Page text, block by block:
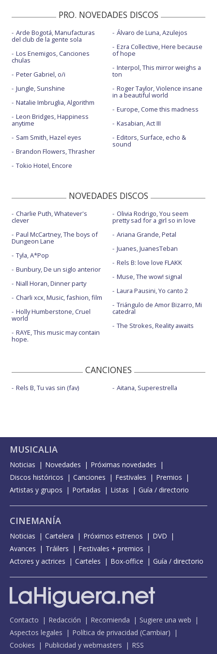
Las solteras - One shot video
Turismo - con Saël
PRO. NOVEDADES DISCOS
Arde Bogotá, Manufacturas
del club de la gente sola
Los Enemigos, Canciones
chulas
Peter Gabriel, o/i
Jungle, Sunshine
Natalie Imbruglia, Algorithm
Leon Bridges, Happiness
anytime
Sam Smith, Hazel eyes
Brandon Flowers, Thrasher
Tokio Hotel, Encore
Álvaro de Luna, Azulejos
Ezra Collective, Here because
of hope
Interpol, This mirror weighs a
ton
Roger Taylor, Violence insane
in a beautiful world
Europe, Come this madness
Kasabian, Act III
Editors, Surface, echo &
sound
NOVEDADES DISCOS
Charlie Puth, Whatever's
clever
Paul McCartney, The boys of
Dungeon Lane
Tyla, A*Pop
Bunbury, De un siglo anterior
Niall Horan, Dinner party
Charli xcx, Music, fashion, film
Holly Humberstone, Cruel
world
RAYE, This music may contain
hope.
Olivia Rodrigo, You seem
pretty sad for a girl so in love
Ariana Grande, Petal
Juanes, JuanesTeban
Rels B: love love FLAKK
Muse, The wow! signal
Laura Pausini, Yo canto 2
Triángulo de Amor Bizarro, Mi
catedral
The Strokes, Reality awaits
CANCIONES
Rels B, Tu vas sin (fav) Aitana, Superestrella
MUSICALIA
Noticias Novedades
Próximas novedades
Discos históricos
Canciones Festivales
Premios
Artistas y grupos
Portadas Listas Guía / directorio
CINEMANÍA
Noticias Cartelera Próximos estrenos
DVD
Avances
Tráilers
Festivales + premios
Actores y actrices
Carteles Box-office Guía / directorio
Contacto Redacción Recomienda
Sugiere una web
Aspectos legales
Política de privacidad (Cambiar)
Cookies
Publicidad y webmasters RSS